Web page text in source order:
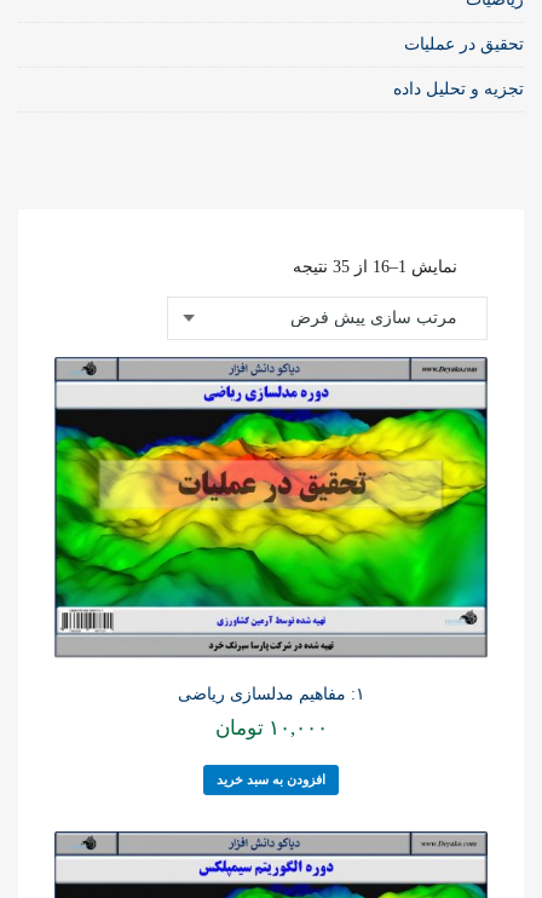
تحقیق در عملیات
تجزیه و تحلیل داده
نمایش 1–16 از 35 نتیجه
۱: مفاهیم مدلسازی ریاضی
۱۰,۰۰۰ تومان
افزودن به سبد خرید